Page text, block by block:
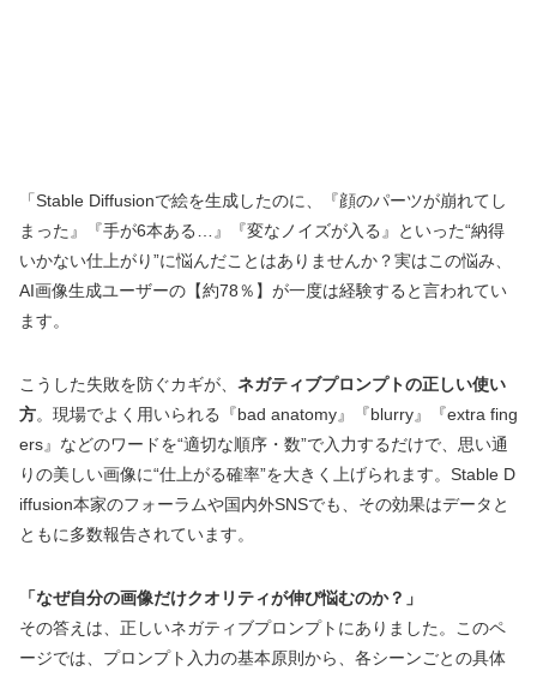
「Stable Diffusionで絵を生成したのに、『顔のパーツが崩れてし
まった』『手が6本ある…』『変なノイズが入る』といった“納得
いかない仕上がり”に悩んだことはありませんか？実はこの悩み、
AI画像生成ユーザーの【約78％】が一度は経験すると言われてい
ます。
こうした失敗を防ぐカギが、 ネガティブプロンプトの正しい使い
方。現場でよく用いられる『bad anatomy』『blurry』『extra fing
ers』などのワードを“適切な順序・数”で入力するだけで、思い通
りの美しい画像に“仕上がる確率”を大きく上げられます。Stable D
iffusion本家のフォーラムや国内外SNSでも、その効果はデータと
ともに多数報告されています。
「なぜ自分の画像だけクオリティが伸び悩むのか？」
その答えは、正しいネガティブプロンプトにありました。このペ
ージでは、プロンプト入力の基本原則から、各シーンごとの具体